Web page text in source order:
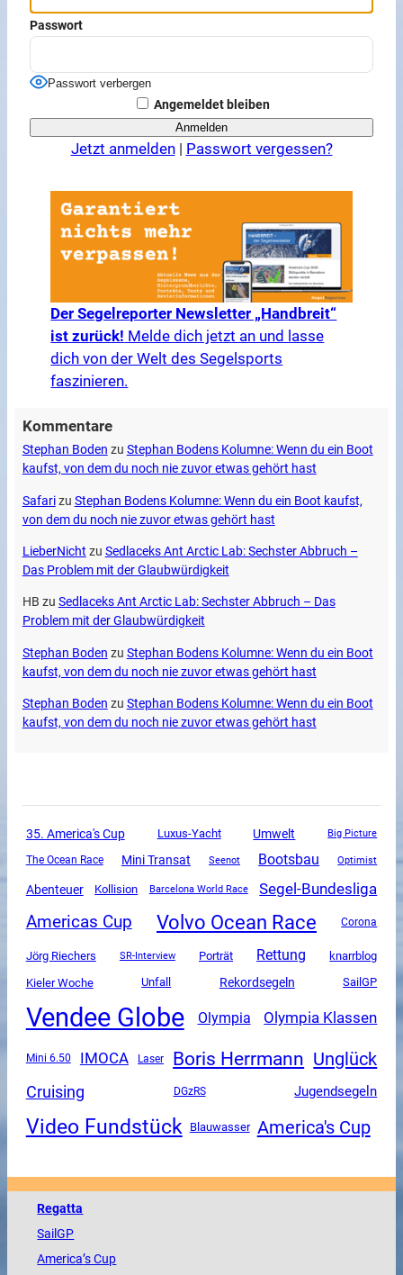
Passwort
Passwort verbergen
Angemeldet bleiben
Jetzt anmelden| Passwort vergessen?
Der Segelreporter Newsletter „Handbreit“
ist zurück! Melde dich jetzt an und lasse
dich von der Welt des Segelsports
faszinieren.
Kommentare
Stephan Boden zu Stephan Bodens Kolumne: Wenn du ein Boot
kaufst, von dem du noch nie zuvor etwas gehört hast
Safarizu Stephan Bodens Kolumne: Wenn du ein Boot kaufst,
von dem du noch nie zuvor etwas gehört hast
LieberNicht zu Sedlaceks Ant Arctic Lab: Sechster Abbruch –
Das Problem mit der Glaubwürdigkeit
HB zu Sedlaceks Ant Arctic Lab: Sechster Abbruch – Das
Problem mit der Glaubwürdigkeit
Stephan Boden zu Stephan Bodens Kolumne: Wenn du ein Boot
kaufst, von dem du noch nie zuvor etwas gehört hast
Stephan Boden zu Stephan Bodens Kolumne: Wenn du ein Boot
kaufst, von dem du noch nie zuvor etwas gehört hast
35. America's Cup Luxus-Yacht Umwelt Big Picture
The Ocean Race Mini Transat Seenot Bootsbau Optimist
Abenteuer Kollision Barcelona World Race Segel-Bundesliga
Americas Cup Volvo Ocean Race Corona
Jörg Riechers SR-Interview Porträt Rettung
knarrblog
Kieler Woche
Unfall Rekordsegeln SailGP
Vendee Globe Olympia Olympia Klassen
Mini 6.50 IMOCA Laser Boris Herrmann Unglück
Cruising DGzRS Jugendsegeln
Video Fundstück Blauwasser America's Cup
Regatta
SailGP
America’s Cup